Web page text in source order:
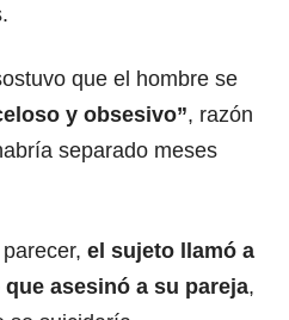
que el hombre se
y obsesivo”, razón
separado meses
el sujeto llamó a
asesinó a su pareja,